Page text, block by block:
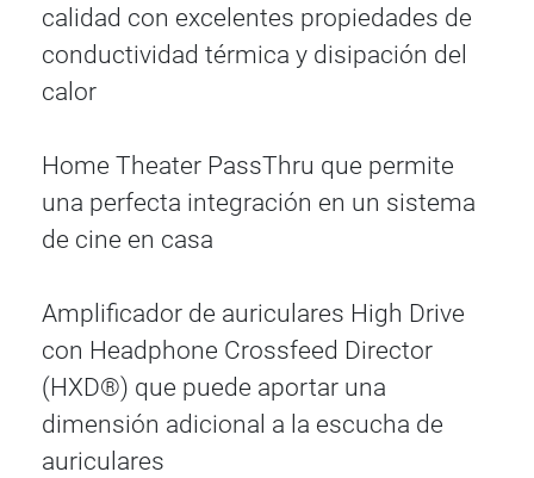
calidad con excelentes propiedades de
conductividad térmica y disipación del
calor
Home Theater PassThru que permite
una perfecta integración en un sistema
de cine en casa
Amplificador de auriculares High Drive
con Headphone Crossfeed Director
(HXD®) que puede aportar una
dimensión adicional a la escucha de
auriculares